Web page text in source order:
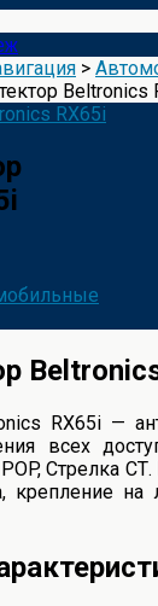
>
Beltronics
RX65i —
всех
Стрелка
крепление на